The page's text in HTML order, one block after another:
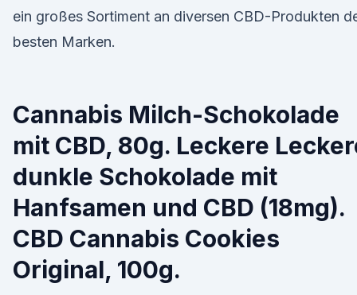
ein großes Sortiment an diversen CBD-Produkten
besten Marken.
Cannabis Milch-Schokolade
mit CBD, 80g. Leckere
dunkle Schokolade mit
Hanfsamen und CBD (18mg).
CBD Cannabis Cookies
Original, 100g.